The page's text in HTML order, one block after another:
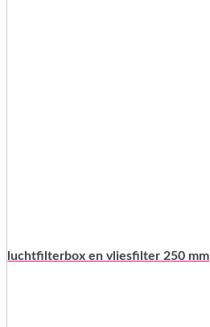
luchtfilterbox en vliesfilter 250 mm